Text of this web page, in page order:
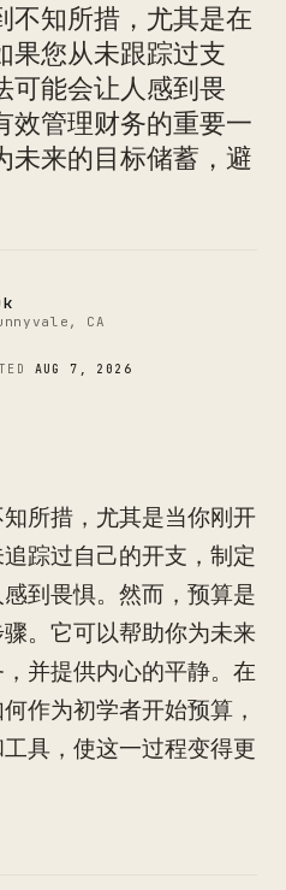
不知所措，尤其是在
果您从未跟踪过支
可能会让人感到畏
效管理财务的重要一
未来的目标储蓄，避
CA
AUG 7, 2026
所措，尤其是当你刚开
踪过自己的开支，制定
到畏惧。然而，预算是
。它可以帮助你为未来
并提供内心的平静。在
作为初学者开始预算，
具，使这一过程变得更